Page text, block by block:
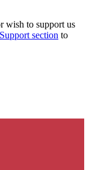
wish to support us
Support section to